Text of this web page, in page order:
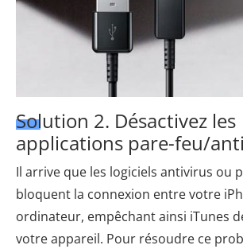
Solution 2. Désactivez les
applications pare-feu/
Il arrive que les logiciels antivirus ou
bloquent la connexion entre votre
ordinateur, empêchant ainsi iTunes
votre appareil. Pour résoudre ce